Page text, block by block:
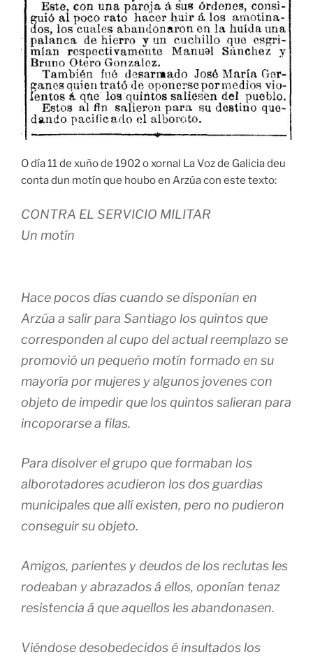
O día 11 de xuño de 1902 o xornal La Voz de Galicia deu
conta dun motín que houbo en Arzúa con este texto:
CONTRA EL SERVICIO MILITAR
Un motín
Hace pocos días cuando se disponían en
Arzúa a salir para Santiago los quintos que
corresponden al cupo del actual reemplazo se
promovió un pequeño motín formado en su
mayoría por mujeres y algunos jovenes con
objeto de impedir que los quintos salieran para
incoporarse a filas.
Para disolver el grupo que formaban los
alborotadores acudieron los dos guardias
municipales que allí existen, pero no pudieron
conseguir su objeto.
Amigos, parientes y deudos de los reclutas les
rodeaban y abrazados á ellos, oponían tenaz
resistencia á que aquellos les abandonasen.
Viéndose desobedecidos é insultados los